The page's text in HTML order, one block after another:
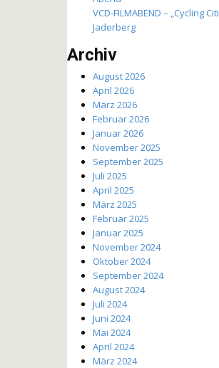
VCD-FILMABEND – „Cycling
Jaderberg
Archiv
August 2026
April 2026
März 2026
Februar 2026
Januar 2026
November 2025
September 2025
Juli 2025
April 2025
März 2025
Februar 2025
Januar 2025
November 2024
Oktober 2024
September 2024
August 2024
Juli 2024
Juni 2024
Mai 2024
April 2024
März 2024